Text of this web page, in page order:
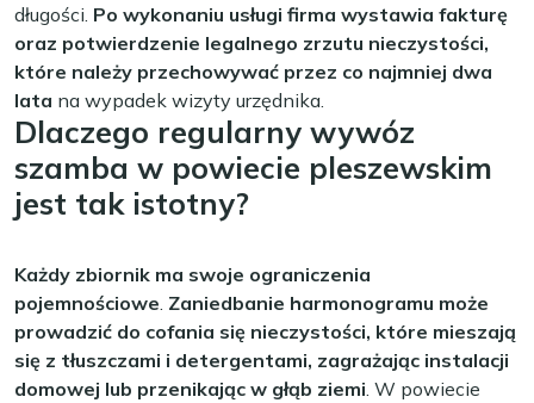
długości. Po wykonaniu usługi firma wystawia fakturę
oraz potwierdzenie legalnego zrzutu nieczystości,
które należy przechowywać przez co najmniej dwa
lata na wypadek wizyty urzędnika.
Dlaczego regularny wywóz
szamba w powiecie pleszewskim
jest tak istotny?
Każdy zbiornik ma swoje ograniczenia
pojemnościowe. Zaniedbanie harmonogramu może
prowadzić do cofania się nieczystości, które mieszają
się z tłuszczami i detergentami, zagrażając instalacji
domowej lub przenikając w głąb ziemi. W powiecie